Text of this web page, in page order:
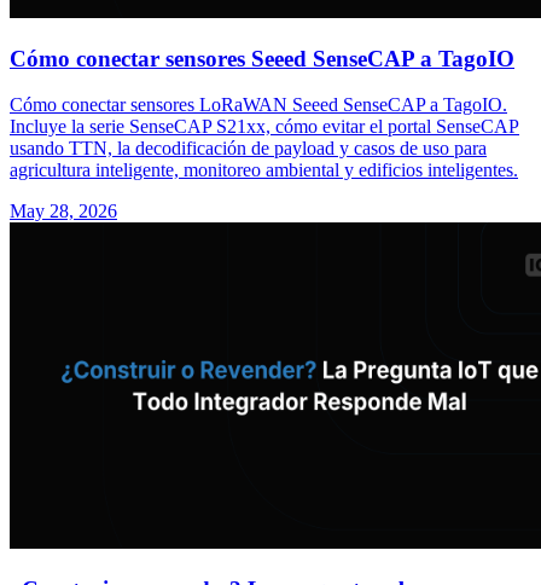
Cómo conectar sensores Seeed SenseCAP a TagoIO
Cómo conectar sensores LoRaWAN Seeed SenseCAP a TagoIO.
Incluye la serie SenseCAP S21xx, cómo evitar el portal SenseCAP
usando TTN, la decodificación de payload y casos de uso para
agricultura inteligente, monitoreo ambiental y edificios inteligentes.
May 28, 2026